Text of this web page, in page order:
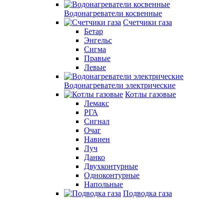
Водонагреватели косвенные
Счетчики газа
Бетар
Энгельс
Сигма
Правые
Левые
Водонагреватели электрические
Котлы газовые
Лемакс
РГА
Сигнал
Очаг
Навиен
Луч
Данко
Двухконтурные
Одноконтурные
Напольные
Подводка газа